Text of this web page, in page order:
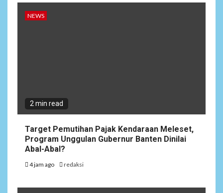
NEWS
2 min read
Target Pemutihan Pajak Kendaraan Meleset,
Program Unggulan Gubernur Banten Dinilai
Abal-Abal?
4 jam ago redaksi